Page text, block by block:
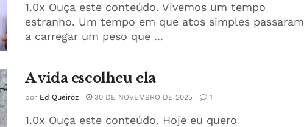
1.0x Ouça este conteúdo. Vivemos um tempo
estranho. Um tempo em que atos simples passaram
a carregar um peso que ...
A vida escolheu ela
por Ed Queiroz 30 DE NOVEMBRO DE 2025 1
1.0x Ouça este conteúdo. Hoje eu quero